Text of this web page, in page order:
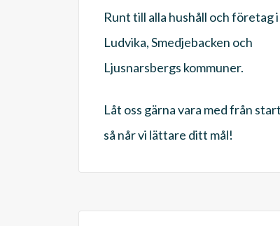
Runt till alla hushåll och företag i
Ludvika, Smedjebacken och
Ljusnarsbergs kommuner.
Låt oss gärna vara med från
så når vi lättare ditt mål!